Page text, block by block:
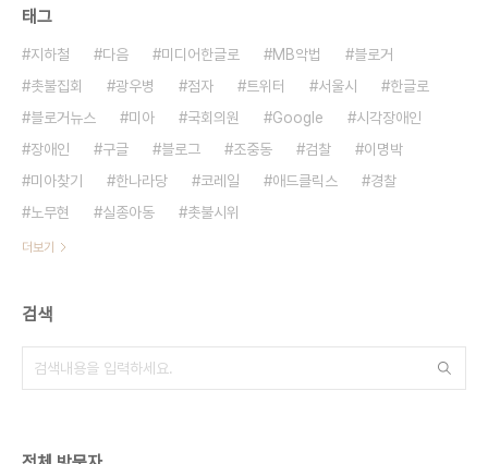
태그
지하철 다음 미디어한글로 MB악법
블로거
촛불집회
광우병 점자 트위터 서울시
한글로
블로거뉴스
미아 국회의원 Google
시각장애인
장애인
구글 블로그 조중동 검찰
이명박
미아찾기
한나라당 코레일 애드클릭스
경찰
노무현
실종아동 촛불시위
더보기
검색